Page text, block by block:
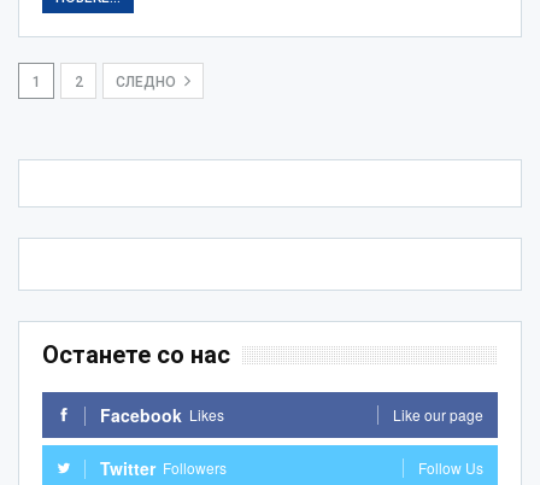
1 2 СЛЕДНО
Останете со нас
Facebook Likes Like our page
Twitter Followers Follow Us